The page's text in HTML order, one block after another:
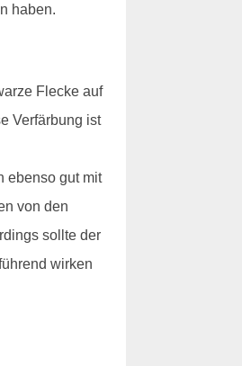
haben.
Flecke auf
Verfärbung ist
ebenso gut mit
von den
sollte der
wirken